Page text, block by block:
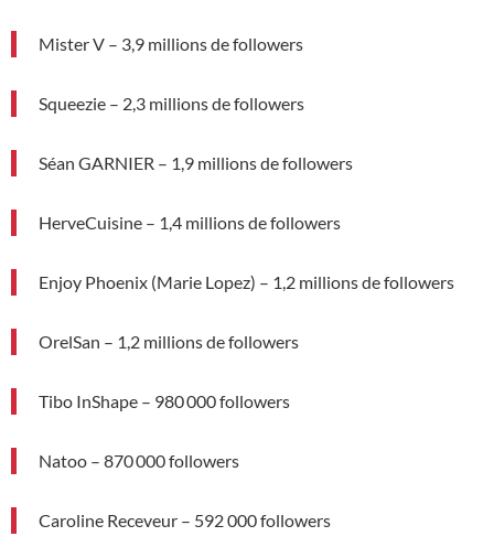
Mister V – 3,9 millions de followers
Squeezie – 2,3 millions de followers
Séan GARNIER – 1,9 millions de followers
HerveCuisine – 1,4 millions de followers
Enjoy Phoenix (Marie Lopez) – 1,2 millions de followers
OrelSan – 1,2 millions de followers
Tibo InShape – 980 000 followers
Natoo – 870 000 followers
Caroline Receveur – 592 000 followers